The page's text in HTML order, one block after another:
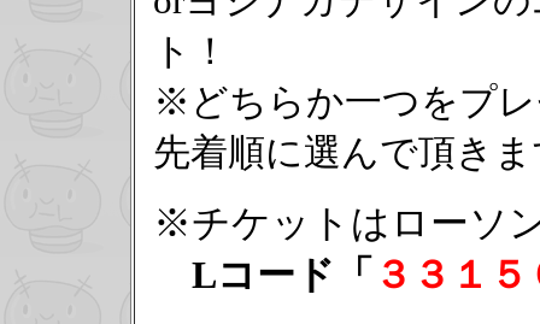
ト！
※どちらか一つをプ
先着順に選んで頂き
※チケットはローソ
Lコード「 ３３１５